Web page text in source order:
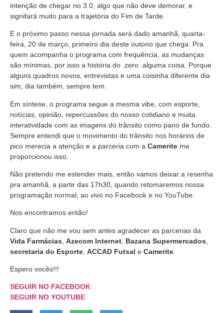
intenção de chegar no 3.0, algo que não deve demorar, e
signifará muito para a trajetória do Fim de Tarde.
E o próximo passo nessa jornada será dado amanhã, quarta-
feira, 20 de março, primeiro dia deste outono que chega. Pra
quem acompanha o programa com frequência, as mudanças
são mínimas, por isso a história do .zero .alguma coisa. Porque
alguns quadros novos, entrevistas e uma coisinha diferente dia
sim, dia também, sempre tem.
Em síntese, o programa segue a mesma vibe, com esporte,
notícias, opinião, repercussões do nosso cotidiano e muita
interatividade com as imagens do trânsito como pano de fundo.
Sempre entendi que o movimento do trânsito nos horários de
pico merecia a atenção e a parceria com a Camerite me
proporcionou isso.
Não pretendo me estender mais, então vamos deixar a resenha
pra amanhã, a partir das 17h30, quando retomaremos nossa
programação normal, ao vivo no Facebook e no YouTube.
Nos encontramos então!
Claro que não me vou sem antes agradecer as parcerias da
Vida Farmácias Azecom Internet Bazana Supermercados
secretaria do Esporte ACCAD Futsal e Camerite
Espero vocês!!!
SEGUIR NO FACEBOOK
SEGUIR NO YOUTUBE